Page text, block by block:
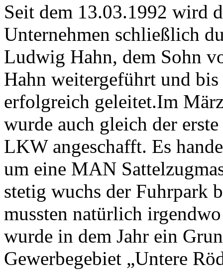
Seit dem 13.03.1992 wird
Unternehmen schließlich
Ludwig Hahn, dem Sohn
Hahn weitergeführt und bis
erfolgreich geleitet.Im
wurde auch gleich der erste
LKW angeschafft. Es
um eine MAN
stetig wuchs der Fuhrpark
mussten natürlich
wurde in dem Jahr ein
Gewerbegebiet „Untere